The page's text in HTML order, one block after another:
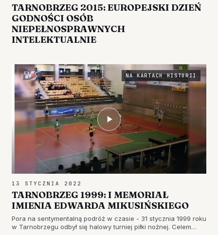
TARNOBRZEG 2015: EUROPEJSKI DZIEŃ
GODNOŚCI OSÓB
NIEPEŁNOSPRAWNYCH
INTELEKTUALNIE
NA KARTACH HISTORII
13 STYCZNIA 2022
TARNOBRZEG 1999: I MEMORIAŁ
IMIENIA EDWARDA MIKUSIŃSKIEGO
Pora na sentymentalną podróż w czasie - 31 stycznia 1999 roku
w Tarnobrzegu odbył się halowy turniej piłki nożnej. Celem